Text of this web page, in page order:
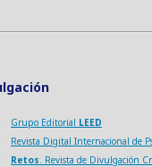
Grupo Editorial LEED
Revista Digital Internacional de
Retos . Revista de Divulgación